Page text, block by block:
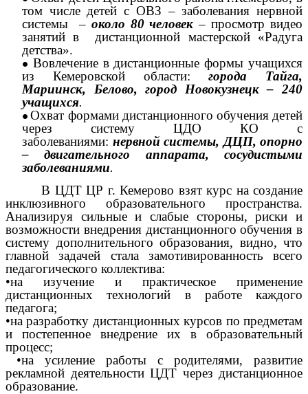
том числе детей с ОВЗ – заболевания нервной
системы – около 80 человек – просмотр видео
занятий в дистанционной мастерской «Радуга
детства».
Вовлечение в дистанционные формы учащихся
из Кемеровской области:города Тайга,
Мариинск, Белово, город Новокузнецк – 240
учащихся.
Охват формами дистанционного обучения детей
через систему ЦДО КО с
заболеваниями: нервной системы, ДЦП, опорно
– двигательного аппарата, сосудистыми
заболеваниями.
В ЦДТ ЦР г. Кемерово взят курс на создание
инклюзивного образовательного пространства.
Анализируя сильные и слабые стороны, риски и
возможности внедрения дистанционного обучения в
систему дополнительного образования, видно, что
главной задачей стала замотивированность всего
педагогического коллектива:
•на изучение и практическое применение
дистанционных технологий в работе каждого
педагога;
•на разработку дистанционных курсов по предметам
и постепенное внедрение их в образовательный
процесс;
•на усиление работы с родителями, развитие
рекламной деятельности ЦДТ через дистанционное
образование.